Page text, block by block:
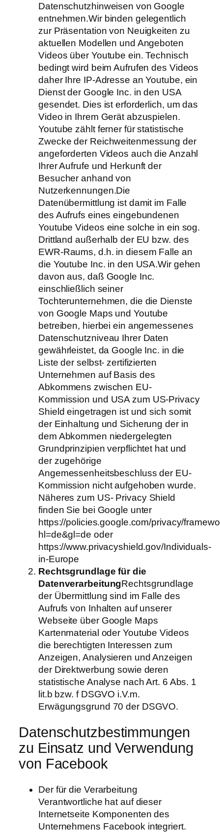
Datenschutzhinweisen von Google
entnehmen.Wir binden gelegentlich
zur Präsentation von Neuigkeiten zu
aktuellen Modellen und Angeboten
Videos über Youtube ein. Technisch
bedingt wird beim Aufrufen des Videos
daher Ihre IP‐Adresse an Youtube, ein
Dienst der Google Inc. in den USA
gesendet. Dies ist erforderlich, um das
Video in Ihrem Gerät abzuspielen.
Youtube zählt ferner für statistische
Zwecke der Reichweitenmessung der
angeforderten Videos auch die Anzahl
Ihrer Aufrufe und Herkunft der
Besucher anhand von
Nutzerkennungen.Die
Datenübermittlung ist damit im Falle
des Aufrufs eines eingebundenen
Youtube Videos eine solche in ein sog.
Drittland außerhalb der EU bzw. des
EWR‐Raums, d.h. in diesem Falle an
die Youtube Inc. in den USA.Wir gehen
davon aus, daß Google Inc.
einschließlich seiner
Tochterunternehmen, die die Dienste
von Google Maps und Youtube
betreiben, hierbei ein angemessenes
Datenschutzniveau Ihrer Daten
gewährleistet, da Google Inc. in die
Liste der selbst‐ zertifizierten
Unternehmen auf Basis des
Abkommens zwischen EU‐
Kommission und USA zum US‐Privacy
Shield eingetragen ist und sich somit
der Einhaltung und Sicherung der in
dem Abkommen niedergelegten
Grundprinzipien verpflichtet hat und
der zugehörige
Angemessenheitsbeschluss der EU‐
Kommission nicht aufgehoben wurde.
Näheres zum US‐ Privacy Shield
finden Sie bei Google unter
https://policies.google.com/privacy/
hl=de&gl=de oder
https://www.privacyshield.gov/Individuals‐
in‐Europe
Rechtsgrundlage für die
DatenverarbeitungRechtsgrundlage
der Übermittlung sind im Falle des
Aufrufs von Inhalten auf unserer
Webseite über Google Maps
Kartenmaterial oder Youtube Videos
die berechtigten Interessen zum
Anzeigen, Analysieren und Anzeigen
der Direktwerbung sowie deren
statistische Analyse nach Art. 6 Abs. 1
lit.b bzw. f DSGVO i.V.m.
Erwägungsgrund 70 der DSGVO.
Datenschutzbestimmungen
zu Einsatz und Verwendung
von Facebook
Der für die Verarbeitung
Verantwortliche hat auf dieser
Internetseite Komponenten des
Unternehmens Facebook integriert.